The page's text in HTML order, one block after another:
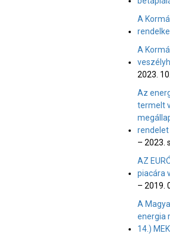
A
A
2023.
Az
termelt
rendelet
– 2023.
AZ
piacára
– 2019.
A
energia
14.)